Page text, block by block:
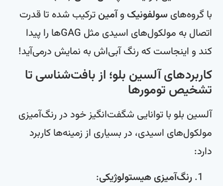
با گروه‌هایسولفونیکو آمینترکیب شده تا قدرت
اتصال به مولکول‌های اسیدی مثل GAGها را پیدا
کند و اینجاست که رنگ آبی‌اش به نمایش درمی‌آید!
کاربردهای آلسین بلو؛ از بافت‌شناسی تا
تشخیص تومورها
آلسین بلو با توانایی شگفت‌انگیز خود در رنگ‌آمیزی
مولکول‌های اسیدی، در بسیاری از زمینه‌ها کاربرد
دارد:
رنگ‌آمیزی هیستولوژیکی: